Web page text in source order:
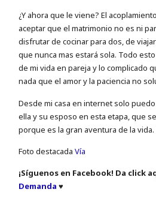
¿Y ahora que le viene? El
aceptar que el matrimonio no es ni
disfrutar de cocinar para dos, de
que nunca mas estará sola. Todo
de mi vida en pareja y lo complicado
nada que el amor y la paciencia no
Desde mi casa en internet solo
ella y su esposo en esta etapa, que
porque es la gran aventura de la
Foto destacadaVía
¡Síguenos en Facebook! Da click
Demanda ♥